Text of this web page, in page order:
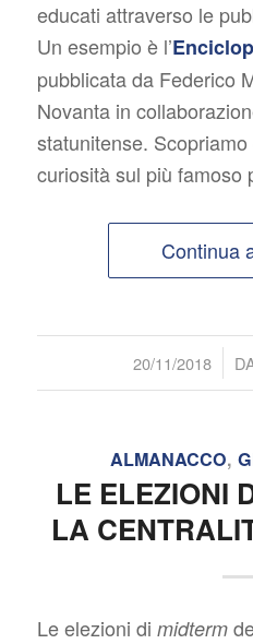
educati attraverso le
Un esempio è l’
pubblicata da Federico
Novanta in
statunitense.
curiosità sul più famoso
Continua
20/11/2018
/
ALMANACCO,
LE ELEZIONI
LA
Le elezioni di midterm